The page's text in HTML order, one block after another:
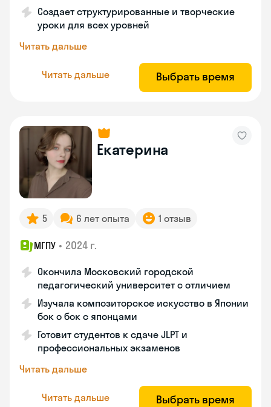
Создает структурированные и творческие
уроки для всех уровней
Читать дальше
Читать дальше Выбрать время
Екатерина
5 6 лет опыта 1 отзыв
МГПУ • 2024 г.
Окончила Московский городской
педагогический университет с отличием
Изучала композиторское искусство в Японии
бок о бок с японцами
Готовит студентов к сдаче JLPT и
профессиональных экзаменов
Читать дальше
Читать дальше Выбрать время